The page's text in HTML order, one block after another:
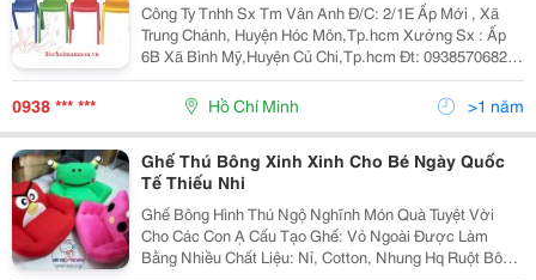
Công Ty Tnhh Sx Tm Vân Anh Đ/C: 2/1E Ấp Mới , Xã
Trung Chánh, Huyện Hóc Môn,Tp.hcm Xưởng Sx : Ấp
6B Xã Bình Mỹ,Huyện Củ Chi,Tp.hcm Đt: 0938570682
Website: Www:dochoimamnon.com
Www:dochoimamnon.vn
0938 *** *** Hồ Chí Minh >1 năm
Ghế Thú Bông Xinh Xinh Cho Bé Ngày Quốc
Tế Thiếu Nhi
Ghế Bông Hình Thú Ngộ Nghĩnh Món Quà Tuyệt Vời
Cho Các Con Ạ Cấu Tạo Ghế: Vỏ Ngoài Được Làm
Bằng Nhiều Chất Liệu: Nỉ, Cotton, Nhung Hq Ruột Bông